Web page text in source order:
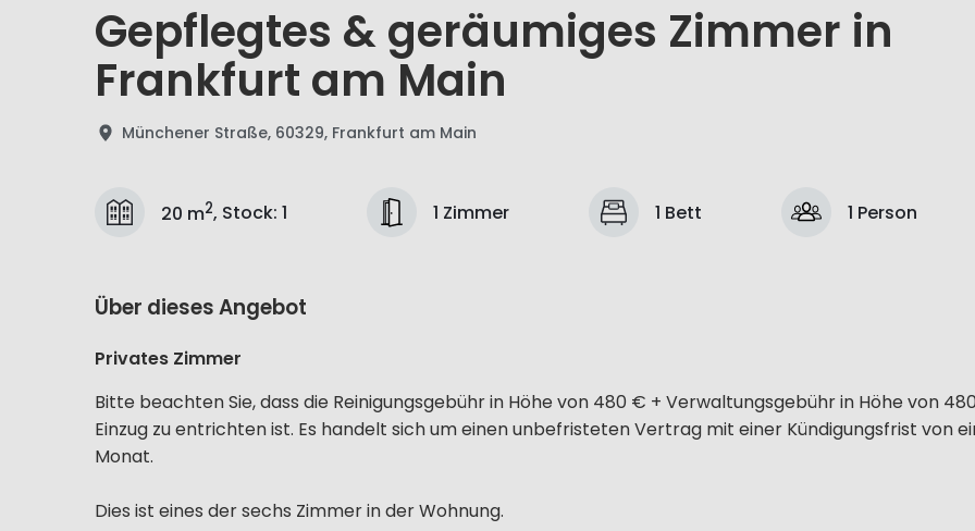
Gepflegtes & geräumiges Zimmer in
Frankfurt am Main
Münchener Straße, 60329, Frankfurt am Main
20 m2, Stock: 1 1 Zimmer 1 Bett 1 Person
Über dieses Angebot
Privates Zimmer
Bitte beachten Sie, dass die Reinigungsgebühr in Höhe von 480 € + Verwaltungsgebühr in Höhe von
Einzug zu entrichten ist. Es handelt sich um einen unbefristeten Vertrag mit einer Kündigungsfrist von
Monat.
Dies ist eines der sechs Zimmer in der Wohnung.